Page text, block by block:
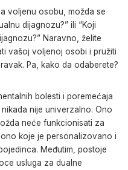
voljenu osobu, možda se
dijagnozu?” ili “Koji
Naravno, želite
vašoj voljenoj osobi i pružiti
Pa, kako da odaberete?
bolesti i poremećaja
nije univerzalno. Ono
neće funkcionisati za
koje je personalizovano i
Međutim, postoje
usluga za dualne